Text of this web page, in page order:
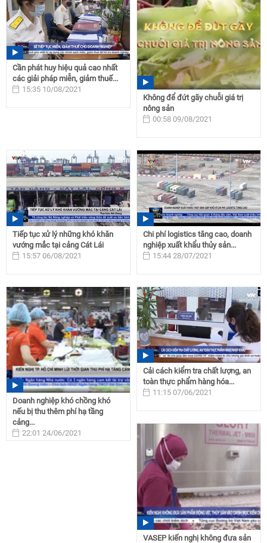
Cần phát huy hiệu quả cao nhất
các giải pháp miễn, giảm thuế...
15:35 10/08/2021
Không để đứt gãy chuỗi giá trị
nông sản
00:58 09/08/2021
Tiếp tục xử lý những khó khăn
vướng mắc tại cảng Cát Lái
15:57 06/08/2021
Chi phí logistics tăng cao, doanh
nghiệp xuất khẩu thủy sản...
15:44 28/07/2021
Doanh nghiệp khó chồng khó
nếu bị thu thêm phí hạ tầng
cảng...
22:01 24/06/2021
Cải cách kiểm tra chất lượng, an
toàn thực phẩm hàng hóa...
11:15 07/06/2021
VASEP kiến nghị không đưa sản